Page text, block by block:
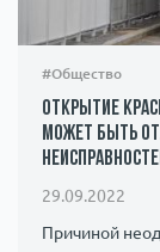
#Общество
Открытие
может быть
29.09.2022
Причиной